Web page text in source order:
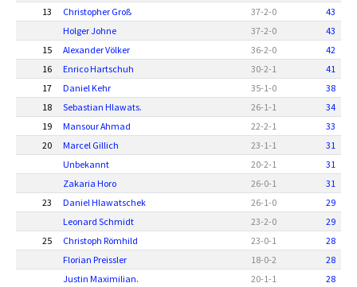
13 Christopher Groß 37-2-0
43
Holger Johne
37-2-0
43
15
Alexander Völker 36-2-0
42
16
Enrico Hartschuh 30-2-1
41
17
Daniel Kehr 35-1-0
38
18
Sebastian Hlawats. 26-1-1
34
19
Mansour Ahmad 22-2-1
33
20
Marcel Gillich 23-1-1
31
Unbekannt
20-2-1
31
Zakaria Horo
26-0-1
31
23
Daniel Hlawatschek 26-1-0
29
Leonard Schmidt
23-2-0
29
25
Christoph Römhild 23-0-1
28
Florian Preissler
18-0-2
28
Justin Maximilian.
20-1-1
28